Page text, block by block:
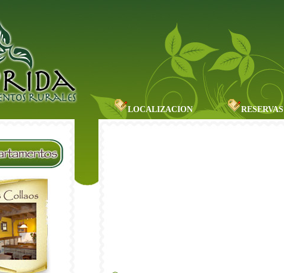
LOCALIZACION RESERVAS